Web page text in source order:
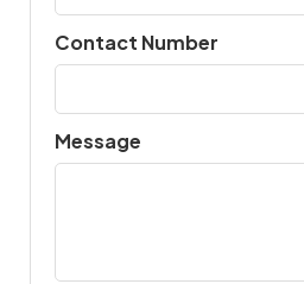
Contact Number
Message